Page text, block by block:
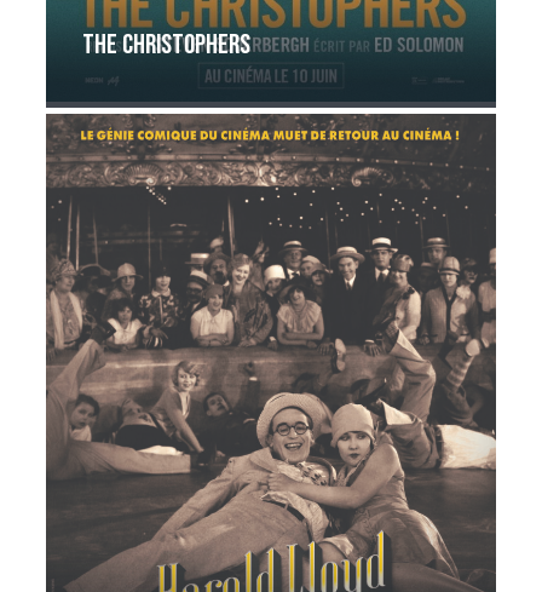
The Christophers